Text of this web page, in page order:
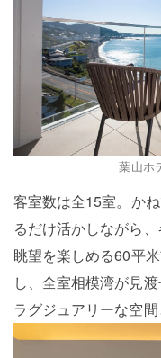
葉山ホ
客室数は全15室。か
るだけ活かしながら
眺望を楽しめる60平
し、全室相模湾が見
ラグジュアリーな空間